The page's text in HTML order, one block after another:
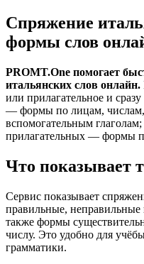
Спряжение
формы слов
PROMT.One помогает
итальянских слов онлайн.
или прилагательное и
— формы по лицам,
вспомогательным
прилагательных — формы
Что показывает
Сервис показывает
правильные,
также формы
числу. Это удобно для
грамматики.